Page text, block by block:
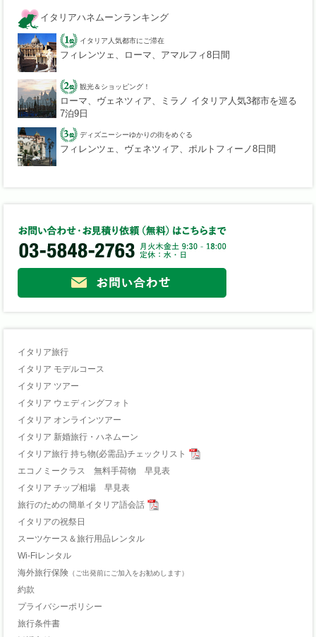
イタリアハネムーンランキング
イタリア人気都市にご滞在
フィレンツェ、ローマ、アマルフィ8日間
観光＆ショッピング！
ローマ、ヴェネツィア、ミラノ イタリア人気3都市を巡る
7泊9日
ディズニーシーゆかりの街をめぐる
フィレンツェ、ヴェネツィア、ポルトフィーノ8日間
イタリア旅行
イタリア モデルコース
イタリア ツアー
イタリア ウェディングフォト
イタリア オンラインツアー
イタリア 新婚旅行・ハネムーン
イタリア旅行 持ち物(必需品)チェックリスト
エコノミークラス 無料手荷物 早見表
イタリア チップ相場 早見表
旅行のための簡単イタリア語会話
イタリアの祝祭日
スーツケース＆旅行用品レンタル
Wi-Fiレンタル
海外旅行保険 （ご出発前にご加入をお勧めします）
約款
プライバシーポリシー
旅行条件書